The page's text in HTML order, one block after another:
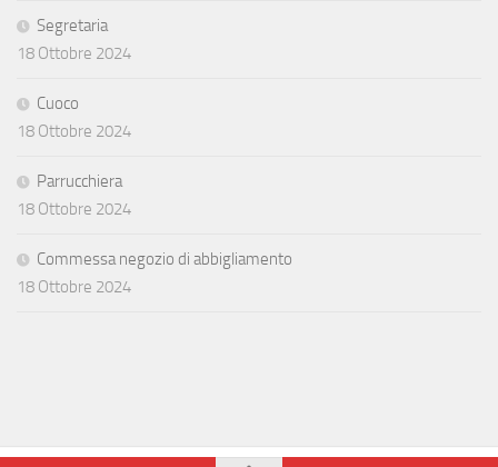
Segretaria
18 Ottobre 2024
Cuoco
18 Ottobre 2024
Parrucchiera
18 Ottobre 2024
Commessa negozio di abbigliamento
18 Ottobre 2024